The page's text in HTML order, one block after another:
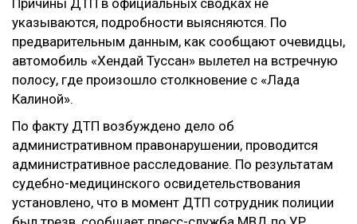
Причины ДТП в официальных сводках не
указываются, подробности выясняются. По
предварительным данным, как сообщают очевидцы,
автомобиль «Хендай Туссан» вылетел на встречную
полосу, где произошло столкновение с «Лада
Калиной».
По факту ДТП возбуждено дело об
административном правонарушении, проводится
административное расследование. По результатам
судебно-медицинского освидетельствования
установлено, что в момент ДТП сотрудник полиции